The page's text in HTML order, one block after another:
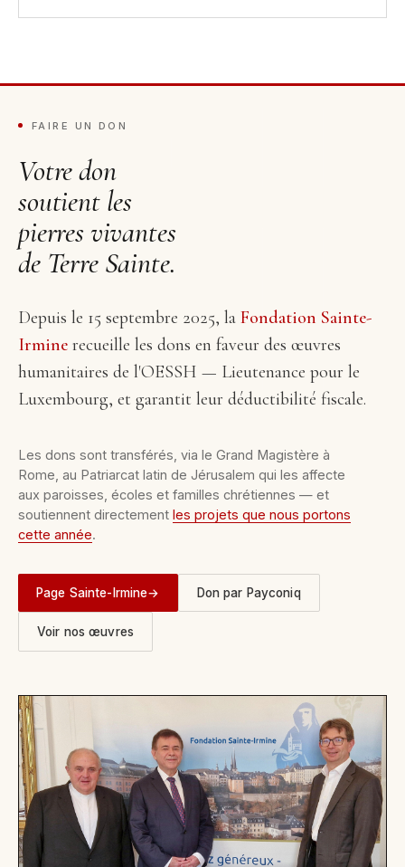
FAIRE UN DON
Votre don
soutient les
pierres vivantes
de Terre Sainte.
Depuis le 15 septembre 2025, la Fondation Sainte-
Irmine recueille les dons en faveur des œuvres
humanitaires de l'OESSH — Lieutenance pour le
Luxembourg, et garantit leur déductibilité fiscale.
Les dons sont transférés, via le Grand Magistère à
Rome, au Patriarcat latin de Jérusalem qui les affecte
aux paroisses, écoles et familles chrétiennes — et
soutiennent directement les projets que nous portons
cette année.
Page Sainte-Irmine→ Don par Payconiq
Voir nos œuvres